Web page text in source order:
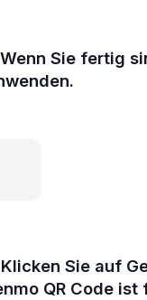
Sie fertig
Sie auf
QR Code ist